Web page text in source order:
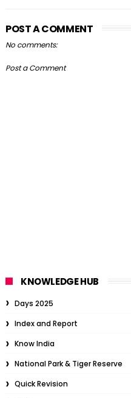
POST A COMMENT
No comments:
Post a Comment
KNOWLEDGE HUB
Days 2025
Index and Report
Know India
National Park & Tiger Reserve
Quick Revision